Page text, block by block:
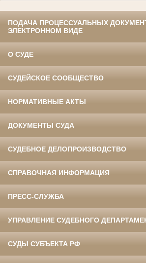
ПОДАЧА ПРОЦЕССУАЛЬНЫХ
ЭЛЕКТРОННОМ ВИДЕ
О СУДЕ
СУДЕЙСКОЕ СООБЩЕСТВО
НОРМАТИВНЫЕ АКТЫ
ДОКУМЕНТЫ СУДА
СУДЕБНОЕ ДЕЛОПРОИЗВОДСТВО
СПРАВОЧНАЯ ИНФОРМАЦИЯ
ПРЕСС-СЛУЖБА
УПРАВЛЕНИЕ СУДЕБНОГО
СУДЫ СУБЪЕКТА РФ